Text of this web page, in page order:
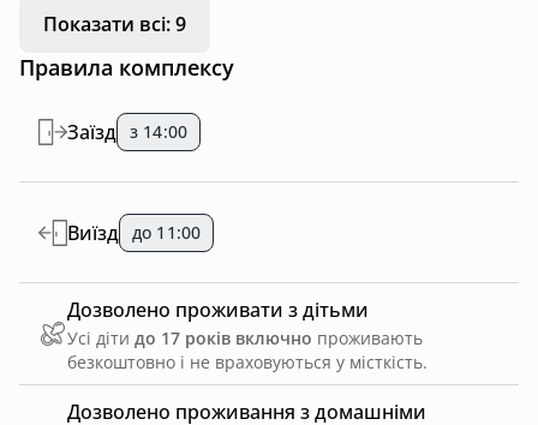
Показати всі: 9
Правила комплексу
Дозволено проживання з домашніми
Заїзд з 14:00
Виїзд до 11:00
Дозволено проживати з дітьми
Усі діти до 17 років включно проживають
безкоштовно і не враховуються у місткість.